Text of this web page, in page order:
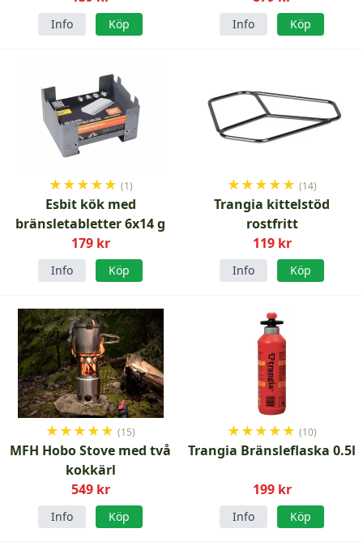
Info Köp Info Köp
★★★★★ (1)
Esbit kök med
bränsletabletter 6x14 g
179 kr
Info Köp
★★★★★ (14)
Trangia kittelstöd
rostfritt
119 kr
Info Köp
★★★★★ (15)
MFH Hobo Stove med två
kokkärl
549 kr
Info Köp
★★★★★ (10)
Trangia Bränsleflaska 0.5l
199 kr
Info Köp